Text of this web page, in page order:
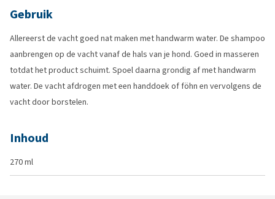
Gebruik
Allereerst de vacht goed nat maken met handwarm water. De shampoo
aanbrengen op de vacht vanaf de hals van je hond. Goed in masseren
totdat het product schuimt. Spoel daarna grondig af met handwarm
water. De vacht afdrogen met een handdoek of föhn en vervolgens de
vacht door borstelen.
Inhoud
270 ml